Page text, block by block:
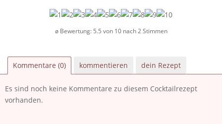
ø Bewertung: 5.5 von 10nach 2 Stimmen
Kommentare (0) kommentieren dein Rezept
Es sind noch keine Kommentare zu diesem Cocktailrezept
vorhanden.